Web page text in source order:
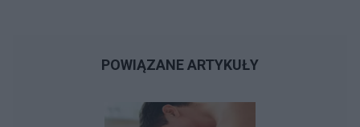
POWIĄZANE ARTYKUŁY